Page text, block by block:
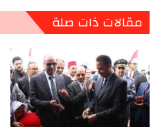
مقالات ذات صلة